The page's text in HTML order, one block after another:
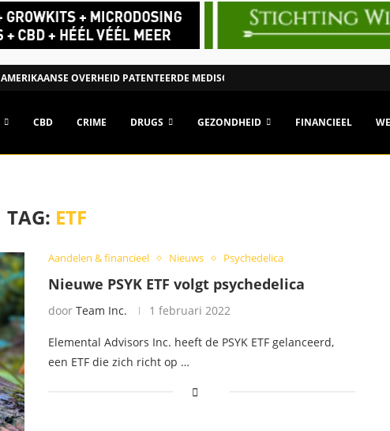
AMERIKAANSE OVERHEID PATENTEERDE MEDISCHE TOEPASSING VAN
CBD CRIME DRUGS GEZONDHEID FINANCIEEL
TAG: ETF
Aandelen & financieel Nieuws Psychedelica
Nieuwe PSYK ETF volgt psychedelica
door Team Inc. 1 februari 2022
Elemental Advisors Inc. heeft de PSYK ETF gelanceerd,
een ETF die zich richt op …